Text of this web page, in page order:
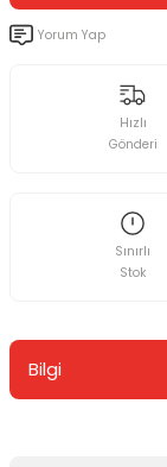
Yorum Yap
Hızlı
Gönderi
Sınırlı
Stok
Bilgi